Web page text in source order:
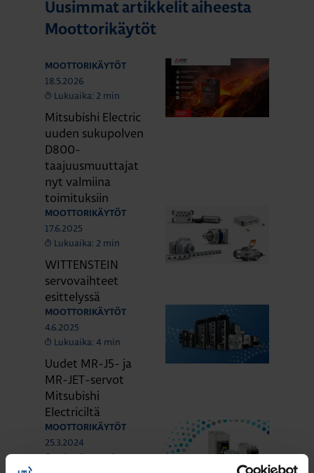
Uusimmat artikkelit aiheesta
Moottorikäytöt
MOOTTORIKÄYTÖT
18.5.2026
Lukuaika: 2 min
Mitsubishi Electric
uuden sukupolven
D800-
taajuusmuuttajat
nyt valmiina
toimituksiin
MOOTTORIKÄYTÖT
17.6.2025
Lukuaika: 2 min
WITTENSTEIN
servovaihteet
esittelyssä
MOOTTORIKÄYTÖT
4.6.2025
Lukuaika: 4 min
Uudet MR-J5- ja
MR-JET-servot
Mitsubishi
Electriciltä
MOOTTORIKÄYTÖT
25.3.2024
Lukuaika: 3 min